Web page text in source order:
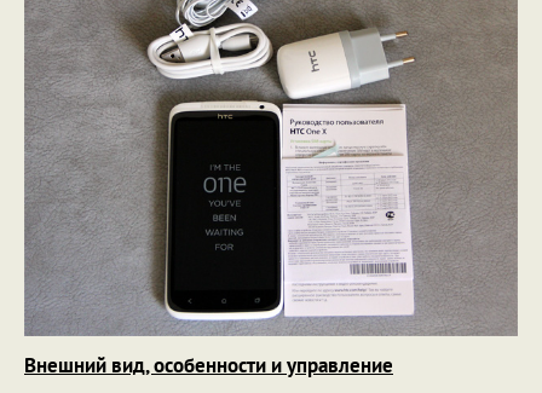
Внешний вид, особенности и управление